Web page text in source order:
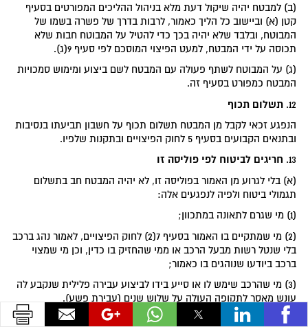
(ב) למבטח יהיה שיקול דעת מלא בניהול ההליכים המפורטים בסעיף
קטן (א) וביישוב כל הליך כאמור, לרבות בדרך של פשרה בשמו של
המבוטח, ובלבד שלא יהיה בכך כדי להטיל על המבוטח חבות שלא
תכוסה על ידי המבטח, למעט הפיצוי המוסכם לפי סעיף 9(ג).
(ג) על המבוטח לשתף פעולה עם המבטח לשם ביצוע ומימוש סמכויות
המבטח כמפורט בסעיף זה.
12. תשלום תכוף
הנפגע זכאי לקבל מן המבטח תשלום תכוף על חשבון תביעתו בנסיבות
ובתנאים הקבועים בסעיף 5 לחוק הפיצויים ובתקנות שלפיו.
13. חריגים לביטוח לפי פוליסה זו
(א) בלי לגרוע מן האמור בפוליסה זו, לא יהיה המבטח חב בתשלום
תגמולי ביטוח ולפיה לנפגעים אלה:
(1) מי שגרם לתאונה במתכוון;
(2) מי שמתקיים בו האמור בסעיף 7(2) לחוק הפיצויים, לאמור נהג ברכב
בלי שנטל רשות מבעל הרכב או ממי שהחזיק בו כדין, וכן מי שמצוי
ברכב ביודעו שנוהגים בו כאמור;
(3) מי שהרכב שימש לו או סייע בידו לביצוע עבירה פלילית שנקבע לה
עונש מאסר לתקופה העולה על שלוש שנים (עבירת פשע).
(ב) המבטח לא יהיה חב בתשלום כלשהו לפי הפוליסה בשל חבות